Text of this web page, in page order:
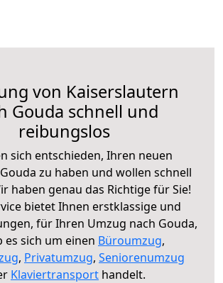
von Kaiserslautern
Gouda schnell und
reibungslos
sich entschieden, Ihren neuen
zu haben und wollen schnell
haben genau das Richtige für Sie!
bietet Ihnen erstklassige und
für Ihren Umzug nach Gouda,
es sich um einen Büroumzug,
, Privatumzug, Seniorenumzug
Klaviertransport handelt.